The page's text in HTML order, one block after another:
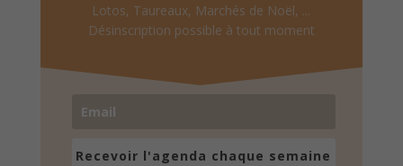
Lotos, Taureaux, Marchés de Noël, ...
Désinscription possible à tout moment
Recevoir l'agenda chaque semaine